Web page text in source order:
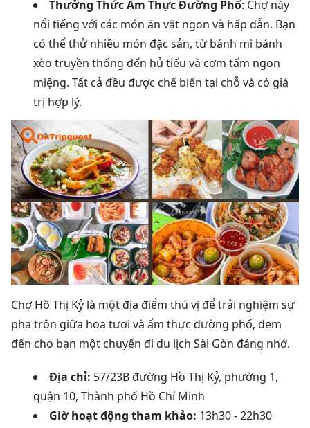
Thưởng Thức Ẩm Thực Đường Phố: Chợ này
nổi tiếng với các món ăn vặt ngon và hấp dẫn. Bạn
có thể thử nhiều món đặc sản, từ bánh mì bánh
xèo truyền thống đến hủ tiếu và cơm tấm ngon
miệng. Tất cả đều được chế biến tại chỗ và có giá
trị hợp lý.
Chợ Hồ Thị Kỷ là một địa điểm thú vị để trải nghiệm sự
pha trộn giữa hoa tươi và ẩm thực đường phố, đem
đến cho bạn một chuyến đi du lịch Sài Gòn đáng nhớ.
Địa chỉ: 57/23B đường Hồ Thị Kỷ, phường 1,
quận 10, Thành phố Hồ Chí Minh
Giờ hoạt động tham khảo: 13h30 - 22h30